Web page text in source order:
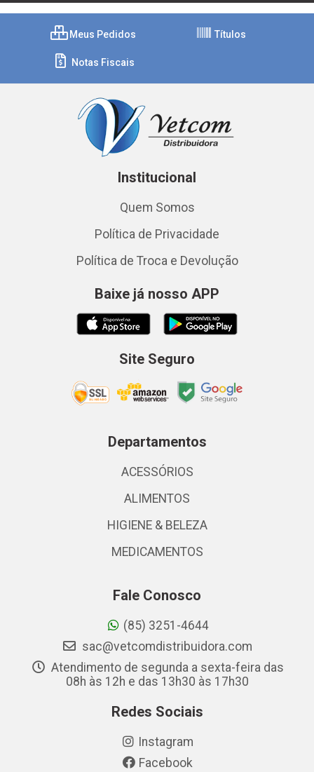
Meus Pedidos Títulos
Notas Fiscais
Institucional
Quem Somos
Política de Privacidade
Política de Troca e Devolução
Baixe já nosso APP
Site Seguro
Departamentos
ACESSÓRIOS
ALIMENTOS
HIGIENE & BELEZA
MEDICAMENTOS
Fale Conosco
(85) 3251-4644
sac@vetcomdistribuidora.com
Atendimento de segunda a sexta-feira das
08h às 12h e das 13h30 às 17h30
Redes Sociais
Instagram
Facebook